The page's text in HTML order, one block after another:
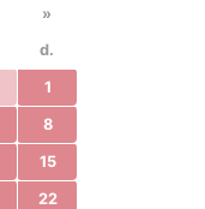
»
d.
1
8
15
22